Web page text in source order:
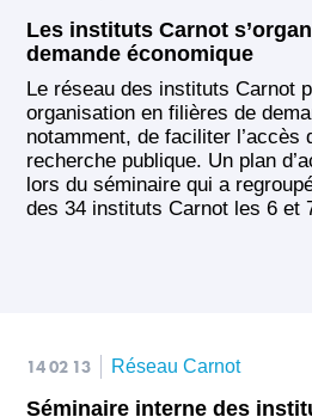
Les instituts Carnot
demande économique
Le réseau des instituts Carnot
organisation en filières de
notamment, de faciliter l’accès
recherche publique. Un plan
lors du séminaire qui a
des 34 instituts Carnot les 6 et
14 02 13 Réseau Carnot
Séminaire interne des